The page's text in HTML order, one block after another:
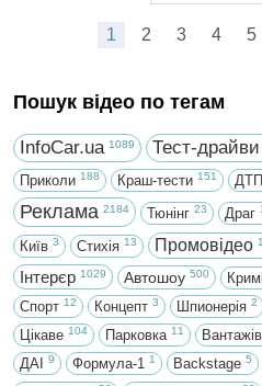
1 2 3 4 5
Пошук відео по тегам
InfoCar.ua 1089 Тест-драйви
Приколи 188 Краш-тести 151 ДТП
Реклама 2184 Тюнінг 23 Драг
Київ 3 Стихія 13 Промовідео
Інтерєр 1029 Автошоу 500
Спорт 12 Концепт 3 Шпионерія 2
Цікаве 104 Парковка 11
ДАІ 9 Формула-1 1 Backstage 5